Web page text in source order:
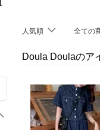
人気順 全ての
Doula Doulaのア